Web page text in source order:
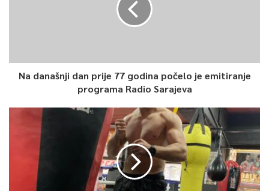
Na današnji dan prije 77 godina počelo je emitiranje
programa Radio Sarajeva